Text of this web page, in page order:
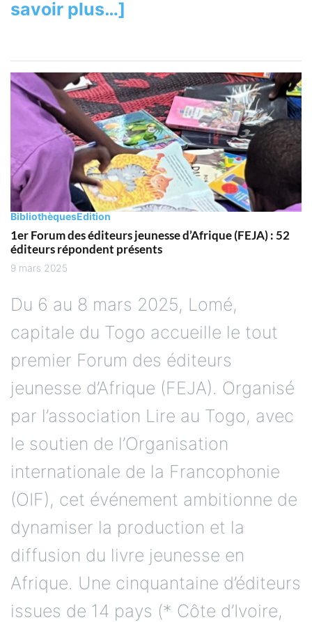
savoir plus…]
BibliothèquesEdition
1er Forum des éditeurs jeunesse d’Afrique (FEJA) : 52
éditeurs répondent présents
9 mars 2025
Du 6 au 8 mars 2025, Lomé,
capitale du Togo accueille le tout
premier Forum des éditeurs
jeunesse d’Afrique (FEJA). Organisé
par l’association Lire au Togo, avec
le soutien de l’Organisation
internationale de la Francophonie
(OIF), cet événement ambitionne de
dynamiser la production et la
diffusion du livre jeunesse en
Afrique. Une cinquantaine d’éditeurs
issues de 14 pays (* Côte d’Ivoire,